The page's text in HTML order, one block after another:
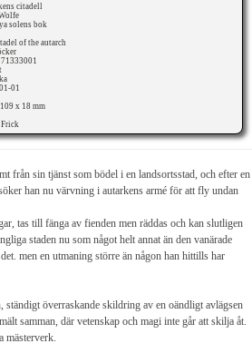
citadell
solens bok
of the autarch
01
x 18 mm
Frick
från sin tjänst som bödel i en landsortsstad, och efter en
han nu värvning i autarkens armé för att fly undan
tas till fänga av fienden men räddas och kan slutligen
staden nu som något helt annat än den vanärade
men en utmaning större än någon han hittills har
ständigt överraskande skildring av en oändligt avlägsen
samman, där vetenskap och magi inte går att skilja åt.
mästerverk.